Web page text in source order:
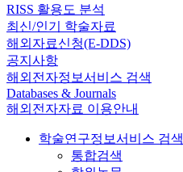
RISS 활용도 분석
최신/인기 학술자료
해외자료신청(E-DDS)
공지사항
해외전자정보서비스 검색
Databases & Journals
해외전자자료 이용안내
학술연구정보서비스 검색
통합검색